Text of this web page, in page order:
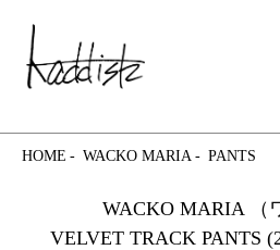
kaddish
HOME WACKO MARIA PANTS
WACKO MARIA （
VELVET TRACK PANTS